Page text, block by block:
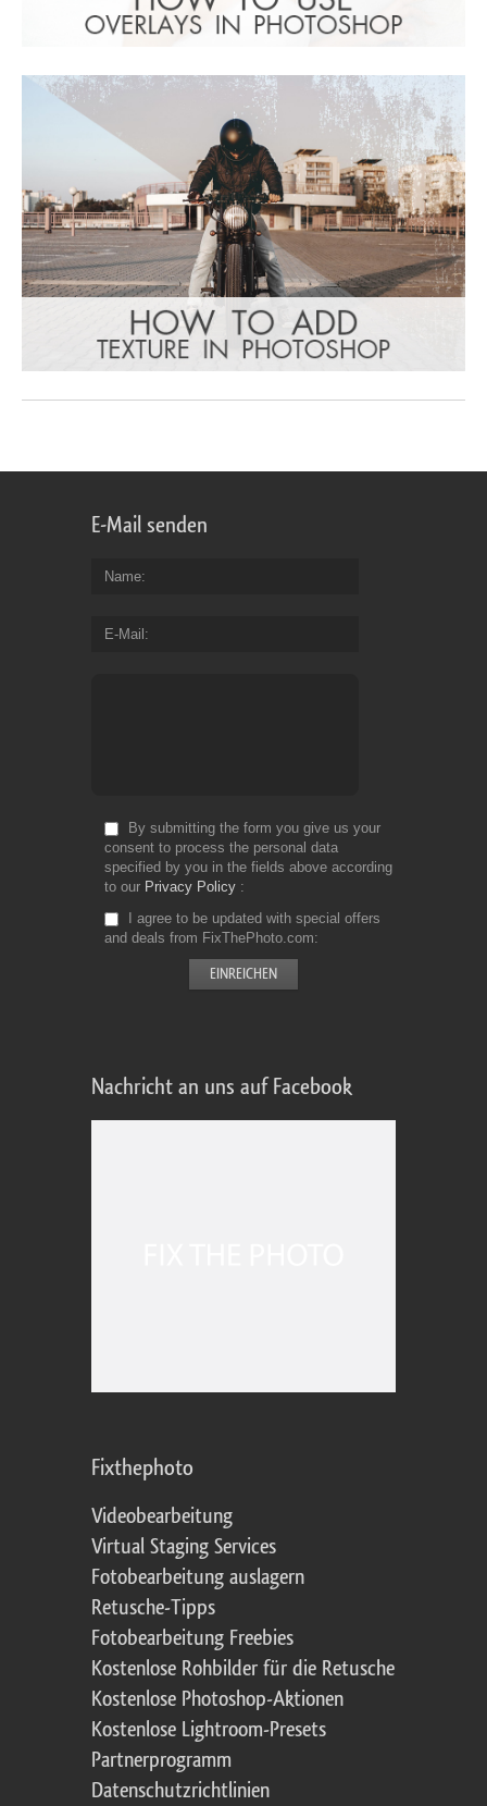
E-Mail senden
Name
E-Mail
By submitting the form you give us your
consent to process the personal data
specified by you in the fields above according
to our Privacy Policy
I agree to be updated with special offers
and deals from FixThePhoto.com
Nachricht an uns auf Facebook
Fixthephoto
Videobearbeitung
Virtual Staging Services
Fotobearbeitung auslagern
Retusche-Tipps
Fotobearbeitung Freebies
Kostenlose Rohbilder für die Retusche
Kostenlose Photoshop-Aktionen
Kostenlose Lightroom-Presets
Partnerprogramm
Datenschutzrichtlinien